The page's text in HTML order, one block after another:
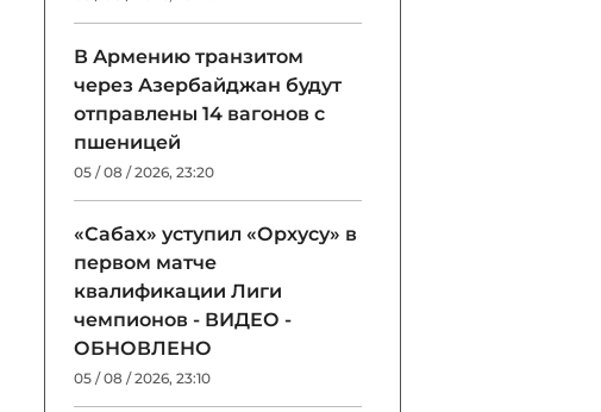
В Армению транзитом
через Азербайджан будут
отправлены 14 вагонов с
пшеницей
05 / 08 / 2026, 23:20
«Сабах» уступил «Орхусу» в
первом матче
квалификации Лиги
чемпионов - ВИДЕО -
ОБНОВЛЕНО
05 / 08 / 2026, 23:10